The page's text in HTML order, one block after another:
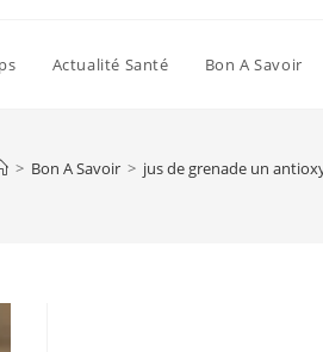
Actualité Santé Bon A Savoir
> Bon A Savoir > jus de grenade un